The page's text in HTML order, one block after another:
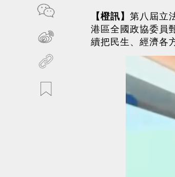
【橙訊】 第八屆立
港區全國政協委員
續把民生、經濟各